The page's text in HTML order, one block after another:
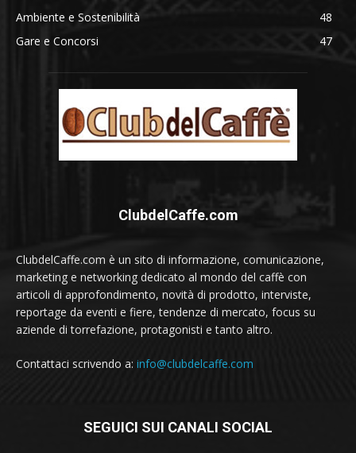
Ambiente e Sostenibilità
48
Gare e Concorsi
47
ClubdelCaffe.com
ClubdelCaffe.com è un sito di informazione, comunicazione,
marketing e networking dedicato al mondo del caffè con
articoli di approfondimento, novità di prodotto, interviste,
reportage da eventi e fiere, tendenze di mercato, focus su
aziende di torrefazione, protagonisti e tanto altro.
Contattaci scrivendo a: info@clubdelcaffe.com
SEGUICI SUI CANALI SOCIAL